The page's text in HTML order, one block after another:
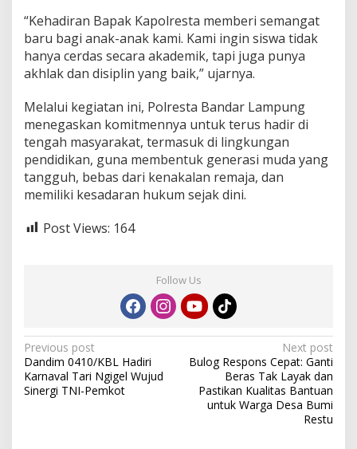
“Kehadiran Bapak Kapolresta memberi semangat
baru bagi anak-anak kami. Kami ingin siswa tidak
hanya cerdas secara akademik, tapi juga punya
akhlak dan disiplin yang baik,” ujarnya.
Melalui kegiatan ini, Polresta Bandar Lampung
menegaskan komitmennya untuk terus hadir di
tengah masyarakat, termasuk di lingkungan
pendidikan, guna membentuk generasi muda yang
tangguh, bebas dari kenakalan remaja, dan
memiliki kesadaran hukum sejak dini.
Post Views: 164
Follow Us
P
o
s
Previous post
Dandim 0410/KBL Hadiri
Karnaval Tari Ngigel Wujud
Sinergi TNI-Pemkot
Next post
Bulog Respons Cepat: Ganti
Beras Tak Layak dan
Pastikan Kualitas Bantuan
untuk Warga Desa Bumi
Restu